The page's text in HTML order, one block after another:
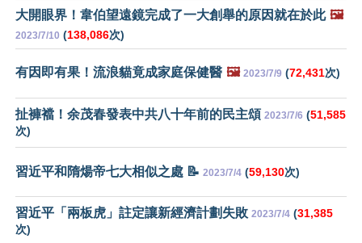
大開眼界！韋伯望遠鏡完成了一大創舉的原因就在於此 🖼️
2023/7/10 (138,086次)
有因即有果！流浪貓竟成家庭保健醫 🖼️ 2023/7/9 (72,431次)
扯褲襠！余茂春發表中共八十年前的民主頌 2023/7/6 (51,585
次)
習近平和隋煬帝七大相似之處 📝 2023/7/4 (59,130次)
習近平「兩板虎」註定讓新經濟計劃失敗 2023/7/4 (31,385
次)